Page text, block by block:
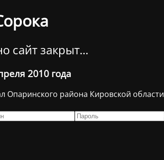
сайт закрыт...
2010 года
района Кировской области